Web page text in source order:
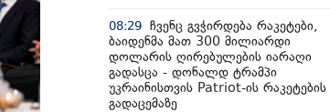
08:29 ჩვენც გვჭირდება რაკეტები,
ბაიდენმა მათ 300 მილიარდი
დოლარის ღირებულების იარაღი
გადასცა - დონალდ ტრამპი
უკრაინისთვის Patriot-ის რაკეტების
გადაცემაზე